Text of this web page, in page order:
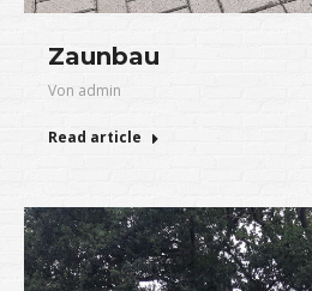
Zaunbau
Von admin
Read article